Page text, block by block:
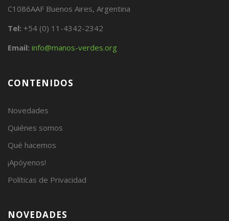
C1086AAF Buenos Aires, Argentina
Tel: +54 (0) 11-4342-2342
Email: info@manos-verdes.org
CONTENIDOS
Novedades
Quiénes somos
Qué hacemos
¡Apóyenos!
Políticas de Privacidad
NOVEDADES